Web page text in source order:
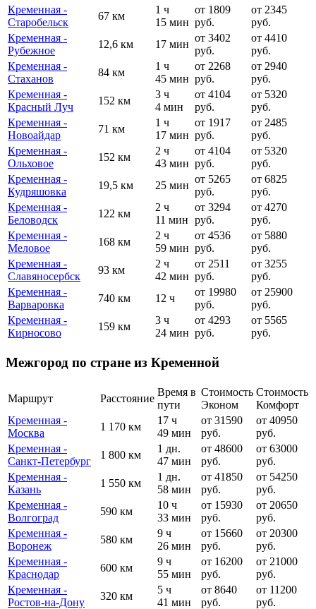
Кременная -
Старобельск
67 км
1 ч
15 мин
от 1809
руб.
от 2345
руб.
Кременная -
Рубежное
12,6 км 17 мин
от 3402
руб.
от 4410
руб.
Кременная -
Стаханов
84 км
1 ч
45 мин
от 2268
руб.
от 2940
руб.
Кременная -
Красный Луч
152 км
3 ч
4 мин
от 4104
руб.
от 5320
руб.
Кременная -
Новоайдар
71 км
1 ч
17 мин
от 1917
руб.
от 2485
руб.
Кременная -
Ольховое
152 км
2 ч
43 мин
от 4104
руб.
от 5320
руб.
Кременная -
Кудряшовка
19,5 км 25 мин
от 5265
руб.
от 6825
руб.
Кременная -
Беловодск
122 км
2 ч
11 мин
от 3294
руб.
от 4270
руб.
Кременная -
Меловое
168 км
2 ч
59 мин
от 4536
руб.
от 5880
руб.
Кременная -
Славяносербск
93 км
2 ч
42 мин
от 2511
руб.
от 3255
руб.
Кременная -
Варваровка
740 км 12 ч
от 19980
руб.
от 25900
руб.
Кременная -
Кирносово
159 км
3 ч
24 мин
от 4293
руб.
от 5565
руб.
Межгород по стране из Кременной
Маршрут Расстояние
Время в
пути
Стоимость
Эконом
Стоимость
Комфорт
Кременная -
Москва
1 170 км
17 ч
49 мин
от 31590
руб.
от 40950
руб.
Кременная -
Санкт-Петербург
1 800 км
1 дн.
47 мин
от 48600
руб.
от 63000
руб.
Кременная -
Казань
1 550 км
1 дн.
58 мин
от 41850
руб.
от 54250
руб.
Кременная -
Волгоград
590 км
10 ч
33 мин
от 15930
руб.
от 20650
руб.
Кременная -
Воронеж
580 км
9 ч
26 мин
от 15660
руб.
от 20300
руб.
Кременная -
Краснодар
600 км
9 ч
55 мин
от 16200
руб.
от 21000
руб.
Кременная -
Ростов-на-Дону
320 км
5 ч
41 мин
от 8640
руб.
от 11200
руб.